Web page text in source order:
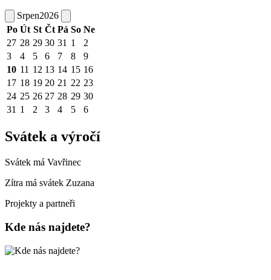
Srpen2026
Po Út St Čt Pá So Ne
27 28 29 30 31 1
2
3
4 5 6 7 8
9
10 11 12 13 14 15 16
17 18 19 20 21 22 23
24 25 26 27 28 29 30
31 1 2 3 4 5 6
Svátek a výročí
Svátek má Vavřinec
Zítra má svátek Zuzana
Projekty a partneři
Kde nás najdete?